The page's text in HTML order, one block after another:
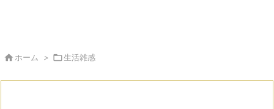
 ホーム > 生活雑感